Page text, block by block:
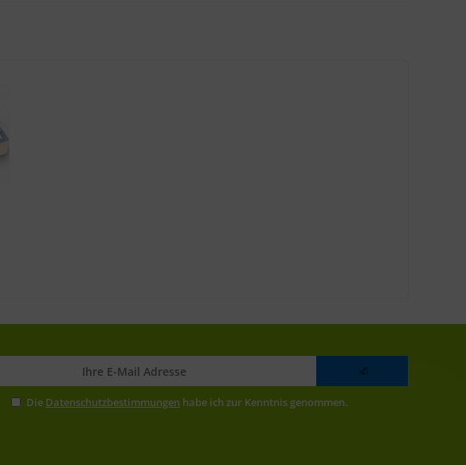
Die Datenschutzbestimmungen habe ich zur Kenntnis genommen.